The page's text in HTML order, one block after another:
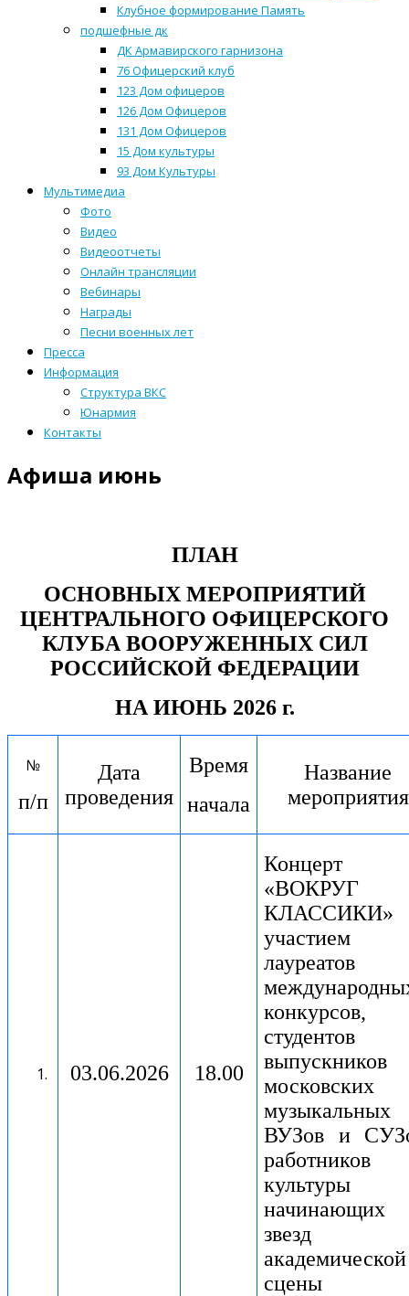
Клубное формирование Память
подшефные дк
ДК Армавирского гарнизона
76 Офицерский клуб
123 Дом офицеров
126 Дом Офицеров
131 Дом Офицеров
15 Дом культуры
93 Дом Культуры
Мультимедиа
Фото
Видео
Видеоотчеты
Онлайн трансляции
Вебинары
Награды
Песни военных лет
Пресса
Информация
Структура ВКС
Юнармия
Контакты
Афиша июнь
ПЛАН
ОСНОВНЫХ МЕРОПРИЯТИЙ
ЦЕНТРАЛЬНОГО ОФИЦЕРСКОГО
КЛУБА ВООРУЖЕННЫХ СИЛ
РОССИЙСКОЙ ФЕДЕРАЦИИ
НА ИЮНЬ 2026 г.
№
п/п
Дата
проведения
Время
начала
Название
мероприятия
03.06.2026 18.00
Концерт
«ВОКРУГ
участием
лауреатов
конкурсов,
выпускников
московских
музыкальных
ВУЗов и
работников
начинающих
звезд
академической
сцены